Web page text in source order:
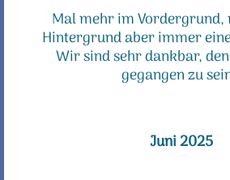
Mal mehr im
Hintergrund aber immer
Wir sind sehr dankbar,
gegangen zu
Juni 2025